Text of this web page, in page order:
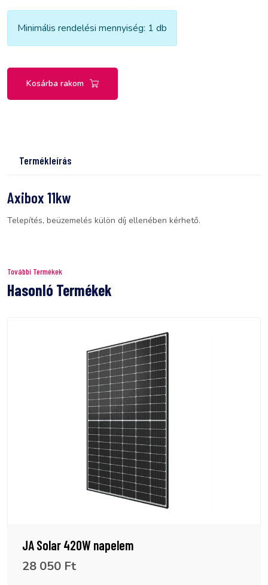
Minimális rendelési mennyiség: 1 db
Kosárba rakom
Termékleírás
Axibox 11kw
Telepítés, beüzemelés külön díj ellenében kérhető.
További Termékek
Hasonló Termékek
JA Solar 420W napelem
28 050 Ft